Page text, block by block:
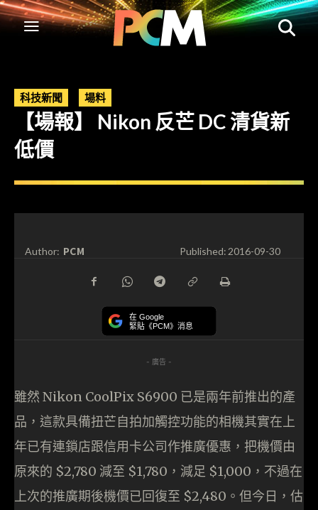
科技新聞 場料
【場報】 Nikon 反芒 DC 清貨新
低價
Author: PCM Published:2016-09-30
在 Google
緊貼《PCM》消息
- 廣告 -
雖然 Nikon CoolPix S6900 已是兩年前推出的產
品，這款具備扭芒自拍加觸控功能的相機其實在上
年已有連鎖店跟信用卡公司作推廣優惠，把機價由
原來的 $2,780 減至 $1,780，減足 $1,000，不過在
上次的推廣期後機價已回復至 $2,480。但今日，估